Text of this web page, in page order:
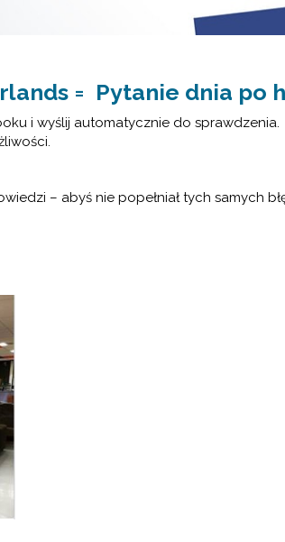
= Pytanie dnia po
i wyślij automatycznie do sprawdzenia.
– abyś nie popełniał tych samych